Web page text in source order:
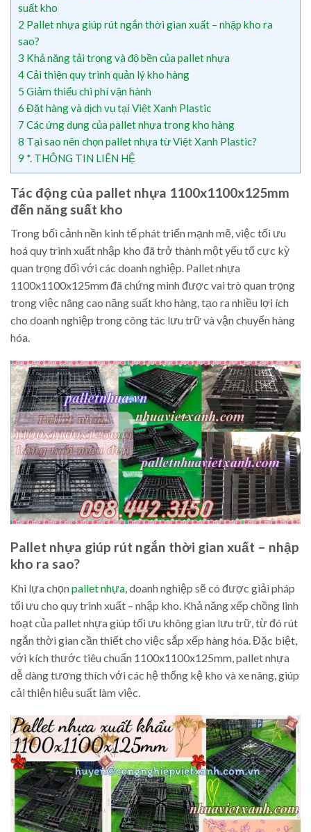
suất kho
2 Pallet nhựa giúp rút ngắn thời gian xuất – nhập kho ra
sao?
3 Khả năng tải trọng và độ bền của pallet nhựa
4Cải thiện quy trình quản lý kho hàng
5 Giảm thiểu chi phí vận hành
6 Đặt hàng và dịch vụ tại Việt Xanh Plastic
7 Các ứng dụng của pallet nhựa trong kho hàng
8 Tại sao nên chọn pallet nhựa từ Việt Xanh Plastic?
9 *. THÔNG TIN LIÊN HỆ
Tác động của pallet nhựa 1100x1100x125mm
đến năng suất kho
Trong bối cảnh nền kinh tế phát triển mạnh mẽ, việc tối ưu
hoá quy trình xuất nhập kho đã trở thành một yếu tố cực kỳ
quan trọng đối với các doanh nghiệp. Pallet nhựa
1100x1100x125mm đã chứng minh được vai trò quan trọng
trong việc nâng cao năng suất kho hàng, tạo ra nhiều lợi ích
cho doanh nghiệp trong công tác lưu trữ và vận chuyển hàng
hóa.
Pallet nhựa giúp rút ngắn thời gian xuất – nhập
kho ra sao?
Khi lựa chọnpallet nhựa , doanh nghiệp sẽ có được giải pháp
tối ưu cho quy trình xuất – nhập kho. Khả năng xếp chồng linh
hoạt của pallet nhựa giúp tối ưu không gian lưu trữ, từ đó rút
ngắn thời gian cần thiết cho việc sắp xếp hàng hóa. Đặc biệt,
với kích thước tiêu chuẩn 1100x1100x125mm, pallet nhựa
dễ dàng tương thích với các hệ thống kệ kho và xe nâng, giúp
cải thiện hiệu suất làm việc.